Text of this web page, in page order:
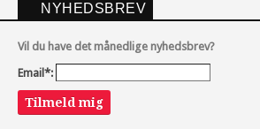
NYHEDSBREV
Vil du have det månedlige nyhedsbrev?
Email*:
Tilmeld mig